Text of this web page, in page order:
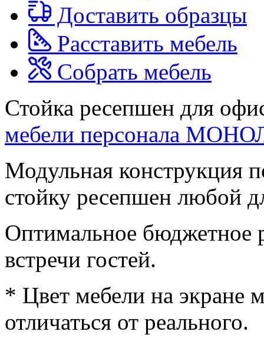
Доставить образцы
Расставить мебель
Собрать мебель
Стойка ресепшен для
мебели персонала
Модульная конструкция
стойку ресепшен любой
Оптимальное бюджетное
встречи гостей.
* Цвет мебели на экране
отличаться от реального.